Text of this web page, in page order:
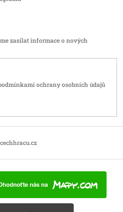
zasílat informace o nových
ochrany osobních údajů